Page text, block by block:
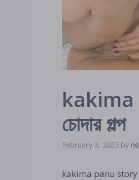
kakima
চোদার গল্প
February 3, 2025 by
kakima panu story জোর